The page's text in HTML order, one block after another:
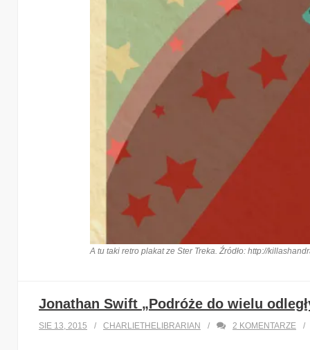
A tu taki retro plakat ze Ster Treka. Źródło: http://
duchów, ale z tego co pamiętam podobały mi się
naczytałem się mnóstwo baaaardzo pozytywnych
Jonathan Swift „Podróże do wielu
SIE 13, 2015 CHARLIETHELIBRARIAN 2 KOMENTARZE